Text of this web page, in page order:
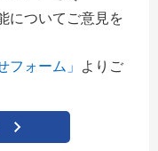
についてご意見を
フォーム」
よりご